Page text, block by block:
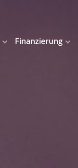
Finanzierung